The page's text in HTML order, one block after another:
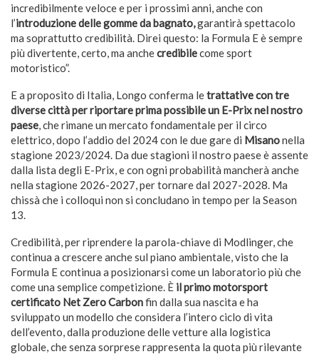
incredibilmente veloce e per i prossimi anni, anche con
l’introduzione delle gomme da bagnato,garantirà spettacolo
ma soprattutto credibilità. Direi questo: la Formula E è sempre
più divertente, certo, ma anchecredibilecome sport
motoristico”.
E a proposito di Italia, Longo conferma letrattative con tre
diverse città per riportare prima possibile un E-Prix nel nostro
paese, che rimane un mercato fondamentale per il circo
elettrico, dopo l’addio del 2024 con le due gare di Misanonella
stagione 2023/2024. Da due stagioni il nostro paese è assente
dalla lista degli E-Prix, e con ogni probabilità mancherà anche
nella stagione 2026-2027, per tornare dal 2027-2028. Ma
chissà che i colloqui non si concludano in tempo per la Season
13.
Credibilità, per riprendere la parola-chiave di Modlinger, che
continua a crescere anche sul piano ambientale, visto che la
Formula E continua a posizionarsi come un laboratorio più che
come una semplice competizione. È il primo motorsport
certificato Net Zero Carbonfin dalla sua nascita e ha
sviluppato un modello che considera l’intero ciclo di vita
dell’evento, dalla produzione delle vetture alla logistica
globale, che senza sorprese rappresenta la quota più rilevante